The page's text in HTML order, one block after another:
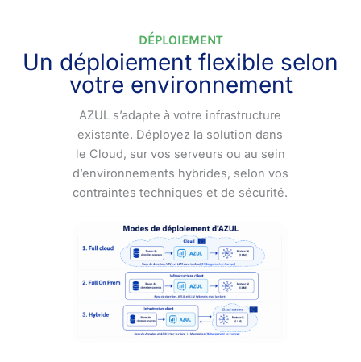
DÉPLOIEMENT
Un déploiement flexible selon
votre environnement
AZUL s’adapte à votre infrastructure
existante. Déployez la solution dans
le Cloud, sur vos serveurs ou au sein
d’environnements hybrides, selon vos
contraintes techniques et de sécurité.